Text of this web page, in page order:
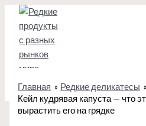
Перейти
содержимому
Главная
Редкие деликатесы
Кейл кудрявая капуста — что
вырастить его на грядке